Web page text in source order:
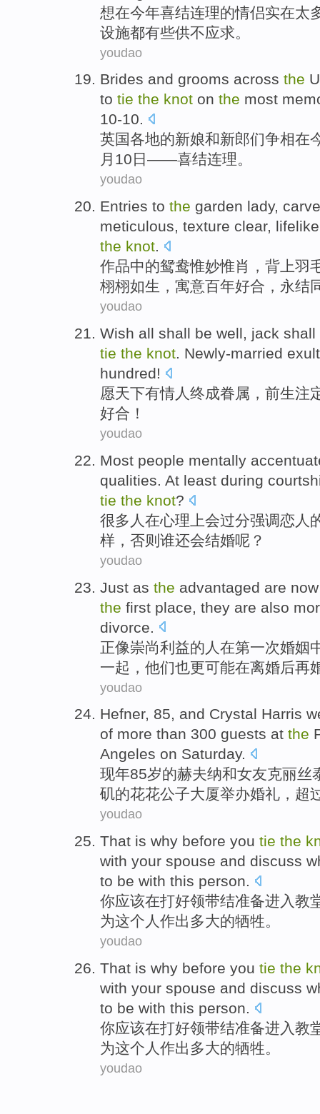
想在今年喜结连理的情侣实在太
设施都有些供不应求。
youdao
Brides and grooms across the
to tie the knot on the most
10-10.
英国各地的新娘和新郎们争相在
月10日——喜结连理。
youdao
Entries to the garden lady,
meticulous, texture clear, lifelike
the knot.
作品中的鸳鸯惟妙惟肖 ， 背上羽
栩栩如生，寓意百年好合， 永结
youdao
Wish all shall be well, jack
tie the knot. Newly-married
hundred!
愿天下有情人终成眷属 ， 前生注
好合！
youdao
Most people mentally
qualities. At least during
tie the knot?
很多 人 在心理 上会过分强调恋人
样，否则 谁还会结婚呢？
youdao
Just as the advantaged are
the first place they are also
divorce.
正像崇尚利益的人 在第一次婚姻
一起 ， 他们也更可能在离婚后再
youdao
Hefner, 85, and Crystal Harris
of more than 300 guests at the
Angeles on Saturday.
现年85岁的赫夫纳和女友克丽丝
矶的花花公子大厦举办婚礼 ， 超
youdao
That is why before you tie the
with your spouse and discuss
to be with this person.
你应该在打好领带结准备进入教
为这个人作出多大的牺牲。
youdao
That is why before you tie the
with your spouse and discuss
to be with this person.
你应该在打好领带结准备进入教
为这个人作出多大的牺牲。
youdao